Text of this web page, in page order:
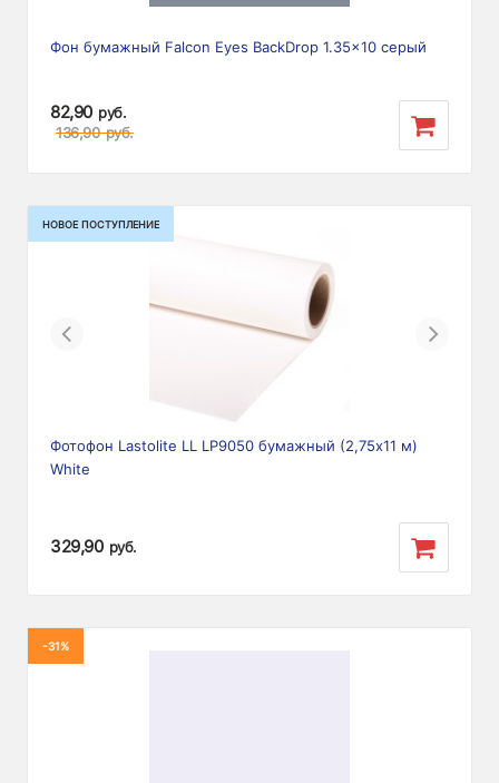
Фон бумажный Falcon Eyes BackDrop 1.35x10 серый
82,90 руб.
136,90 руб.
НОВОЕ ПОСТУПЛЕНИЕ
Previous Next
Фотофон Lastolite LL LP9050 бумажный (2,75х11 м)
White
329,90 руб.
-31%